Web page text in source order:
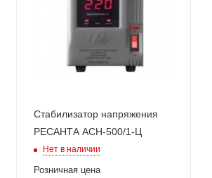
Стабилизатор напряжения
РЕСАНТА АСН-500/1-Ц
Нет в наличии
Розничная цена